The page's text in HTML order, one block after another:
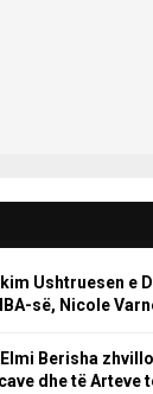
Ushtruesen e
së, Nicole
Berisha
dhe të Arteve